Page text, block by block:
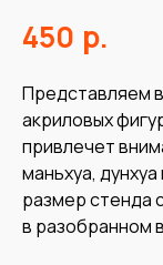
450 р.
Представляем
акриловых
привлечет
маньхуа,
размер стенда
в разобранном